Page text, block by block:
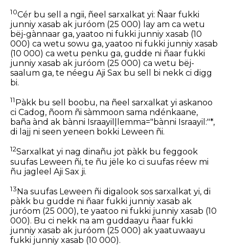
10Cér bu sell a ngii, ñeel sarxalkat yi: Ñaar fukki
junniy xasab ak juróom (25 000) lay am ca wetu
bëj-gànnaar ga, yaatoo ni fukki junniy xasab (10
000) ca wetu sowu ga, yaatoo ni fukki junniy xasab
(10 000) ca wetu penku ga, gudde ni ñaar fukki
junniy xasab ak juróom (25 000) ca wetu bëj-
saalum ga, te néegu Aji Sax bu sell bi nekk ci digg
bi.
11 Pàkk bu sell boobu, na ñeel sarxalkat yi askanoo
ci Cadog, ñoom ñi sàmmoon sama ndénkaane,
baña ànd ak bànni Israayil|lemma="bànni Israayil:"*,
di lajj ni seen yeneen bokki Leween ñi.
12Sarxalkat yi nag dinañu jot pàkk bu feggook
suufas Leween ñi, te ñu jële ko ci suufas réew mi
ñu jagleel Aji Sax ji.
13Na suufas Leween ñi digalook sos sarxalkat yi, di
pàkk bu gudde ni ñaar fukki junniy xasab ak
juróom (25 000), te yaatoo ni fukki junniy xasab (10
000). Bu ci nekk na am guddaayu ñaar fukki
junniy xasab ak juróom (25 000) ak yaatuwaayu
fukki junniy xasab (10 000).